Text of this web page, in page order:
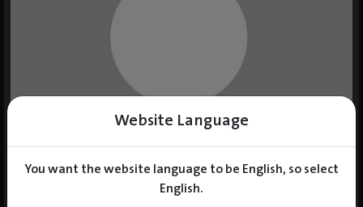
Website Language
You want the website language to be English, so select
English.